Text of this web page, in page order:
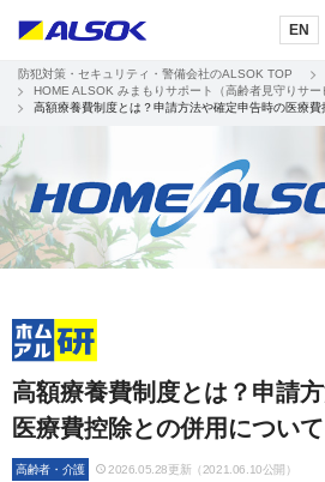
EN
防犯対策・セキュリティ・警備会社のALSOK TOP
HOME ALSOK みまもりサポート（高齢者見守りサー
高額療養費制度とは？申請方法や確定申告時の医療費
高額療養費制度とは？申請
医療費控除との併用について
高齢者・介護 2026.05.28更新（2021.06.10公開）